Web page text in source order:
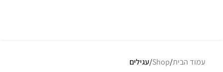
עמוד הבית Shop עגילים